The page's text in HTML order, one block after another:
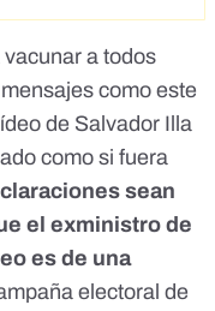
a todos
como este
de Salvador Illa
como si fuera
sean
el exministro de
es de una
electoral de